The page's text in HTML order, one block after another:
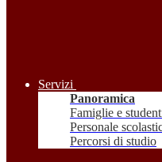
Servizi
Panoramica
Famiglie e
Personale
Percorsi di studio